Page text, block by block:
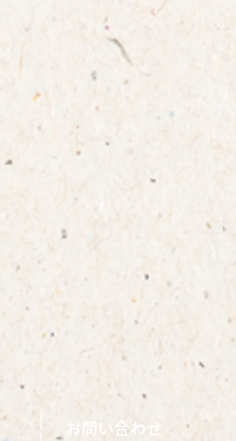
​お問い合わせ